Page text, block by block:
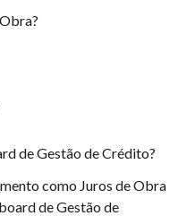
de Gestão de Crédito?
como Juros de Obra
de Gestão de